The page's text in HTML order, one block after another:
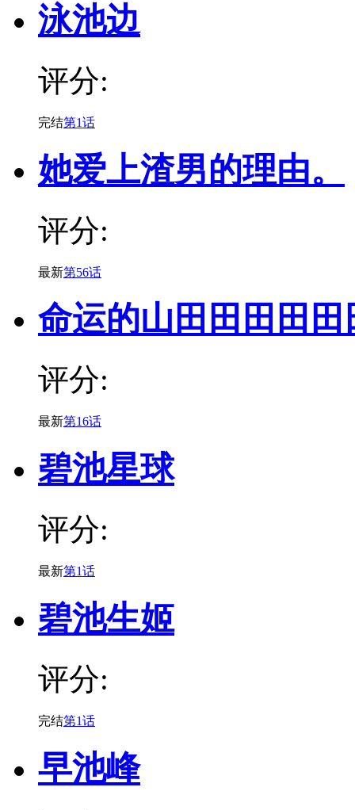
泳池边
评分:
完结第1话
她爱上渣男的理由。
评分:
最新第56话
命运的山田田田田
评分:
最新第16话
碧池星球
评分:
最新第1话
碧池生姬
评分:
完结第1话
早池峰